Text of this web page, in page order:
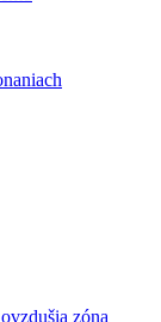
zóna